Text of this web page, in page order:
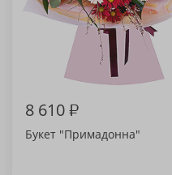
8 610₽
Букет "Примадонна"